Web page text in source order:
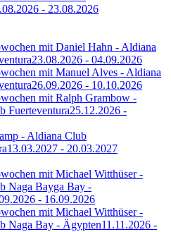
- 23.08.2026
mit Daniel Hahn - Aldiana
23.08.2026 - 04.09.2026
mit Manuel Alves - Aldiana
26.09.2026 - 10.10.2026
mit Ralph Grambow -
Fuerteventura25.12.2026 -
- Aldiana Club
13.03.2027 - 20.03.2027
mit Michael Witthüser -
Naga Bayga Bay -
- 16.09.2026
mit Michael Witthüser -
Naga Bay - Ägypten11.11.2026 -